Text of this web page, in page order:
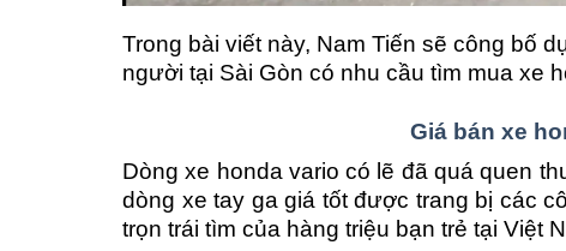
Trong bài viết này, Nam Tiến sẽ công bố
người tại Sài Gòn có nhu cầu tìm mua xe
Giá bán xe
Dòng xe honda vario có lẽ đã quá quen
dòng xe tay ga giá tốt được trang bị các
trọn trái tìm của hàng triệu bạn trẻ tại Việt